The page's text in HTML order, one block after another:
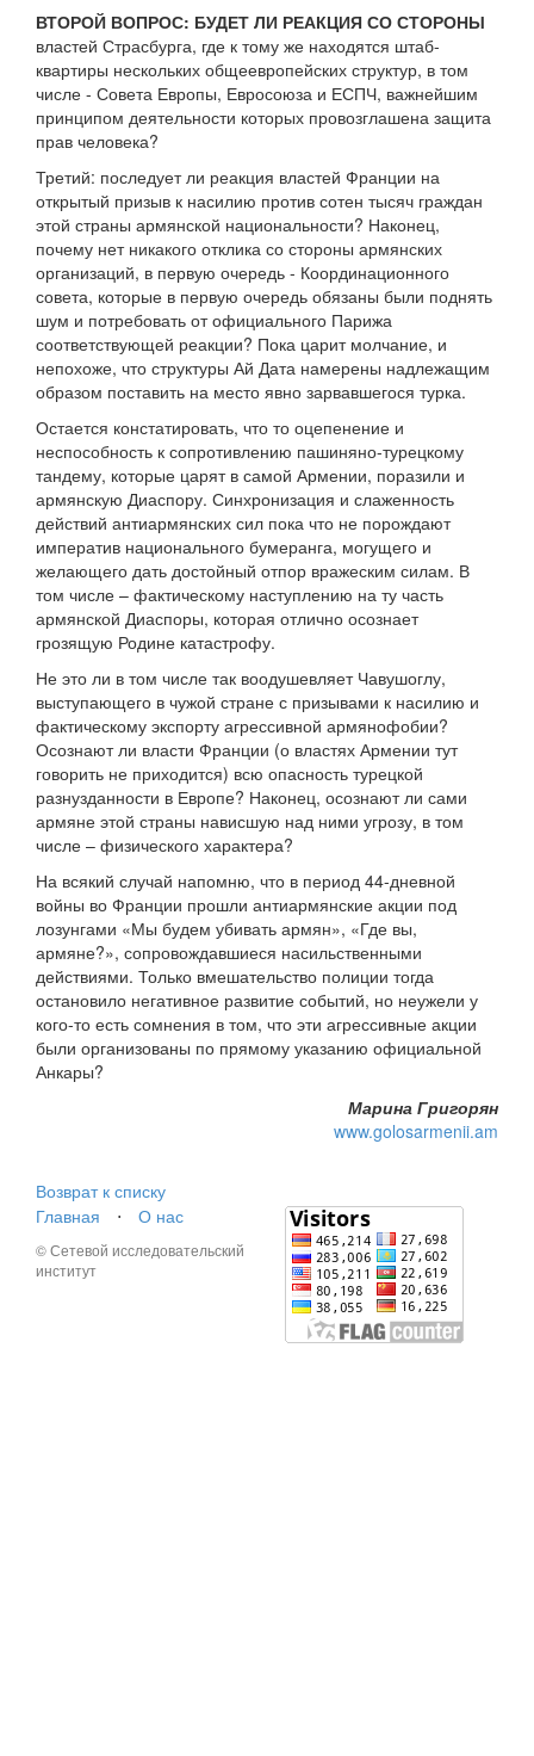
ВТОРОЙ ВОПРОС: БУДЕТ ЛИ РЕАКЦИЯ СО СТОРОНЫ
властей Страсбурга, где к тому же находятся штаб-
квартиры нескольких общеевропейских структур, в том
числе - Совета Европы, Евросоюза и ЕСПЧ, важнейшим
принципом деятельности которых провозглашена защита
прав человека?
Третий: последует ли реакция властей Франции на
открытый призыв к насилию против сотен тысяч граждан
этой страны армянской национальности? Наконец,
почему нет никакого отклика со стороны армянских
организаций, в первую очередь - Координационного
совета, которые в первую очередь обязаны были поднять
шум и потребовать от официального Парижа
соответствующей реакции? Пока царит молчание, и
непохоже, что структуры Ай Дата намерены надлежащим
образом поставить на место явно зарвавшегося турка.
Остается констатировать, что то оцепенение и
неспособность к сопротивлению пашиняно-турецкому
тандему, которые царят в самой Армении, поразили и
армянскую Диаспору. Синхронизация и слаженность
действий антиармянских сил пока что не порождают
императив национального бумеранга, могущего и
желающего дать достойный отпор вражеским силам. В
том числе – фактическому наступлению на ту часть
армянской Диаспоры, которая отлично осознает
грозящую Родине катастрофу.
Не это ли в том числе так воодушевляет Чавушоглу,
выступающего в чужой стране с призывами к насилию и
фактическому экспорту агрессивной армянофобии?
Осознают ли власти Франции (о властях Армении тут
говорить не приходится) всю опасность турецкой
разнузданности в Европе? Наконец, осознают ли сами
армяне этой страны нависшую над ними угрозу, в том
числе – физического характера?
На всякий случай напомню, что в период 44-дневной
войны во Франции прошли антиармянские акции под
лозунгами «Мы будем убивать армян», «Где вы,
армяне?», сопровождавшиеся насильственными
действиями. Только вмешательство полиции тогда
остановило негативное развитие событий, но неужели у
кого-то есть сомнения в том, что эти агрессивные акции
были организованы по прямому указанию официальной
Анкары?
Марина Григорян
www.golosarmenii.am
Возврат к списку
Главная
⋅ О нас
© Сетевой исследовательский
институт